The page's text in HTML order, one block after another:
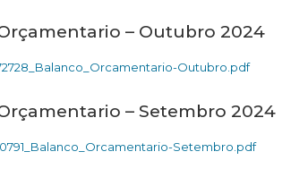
– Outubro 2024
Outubro.pdf
– Setembro 2024
Setembro.pdf